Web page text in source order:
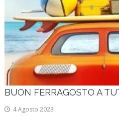
BUON FERRAGOSTO A
4 Agosto 2023